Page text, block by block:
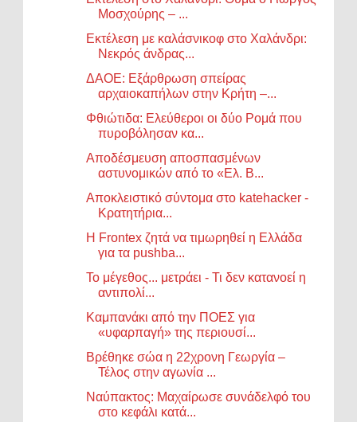
Μοσχούρης – ...
Εκτέλεση με καλάσνικοφ στο Χαλάνδρι:
Νεκρός άνδρας...
ΔΑΟΕ: Εξάρθρωση σπείρας
αρχαιοκαπήλων στην Κρήτη –...
Φθιώτιδα: Ελεύθεροι οι δύο Ρομά που
πυροβόλησαν κα...
Αποδέσμευση αποσπασμένων
αστυνομικών από το «Ελ. Β...
Αποκλειστικό σύντομα στο katehacker -
Kρατητήρια...
Η Frontex ζητά να τιμωρηθεί η Ελλάδα
για τα pushba...
Το μέγεθος... μετράει - Τι δεν κατανοεί η
αντιπολί...
Καμπανάκι από την ΠΟΕΣ για
«υφαρπαγή» της περιουσί...
Βρέθηκε σώα η 22χρονη Γεωργία –
Τέλος στην αγωνία ...
Ναύπακτος: Μαχαίρωσε συνάδελφό του
στο κεφάλι κατά...